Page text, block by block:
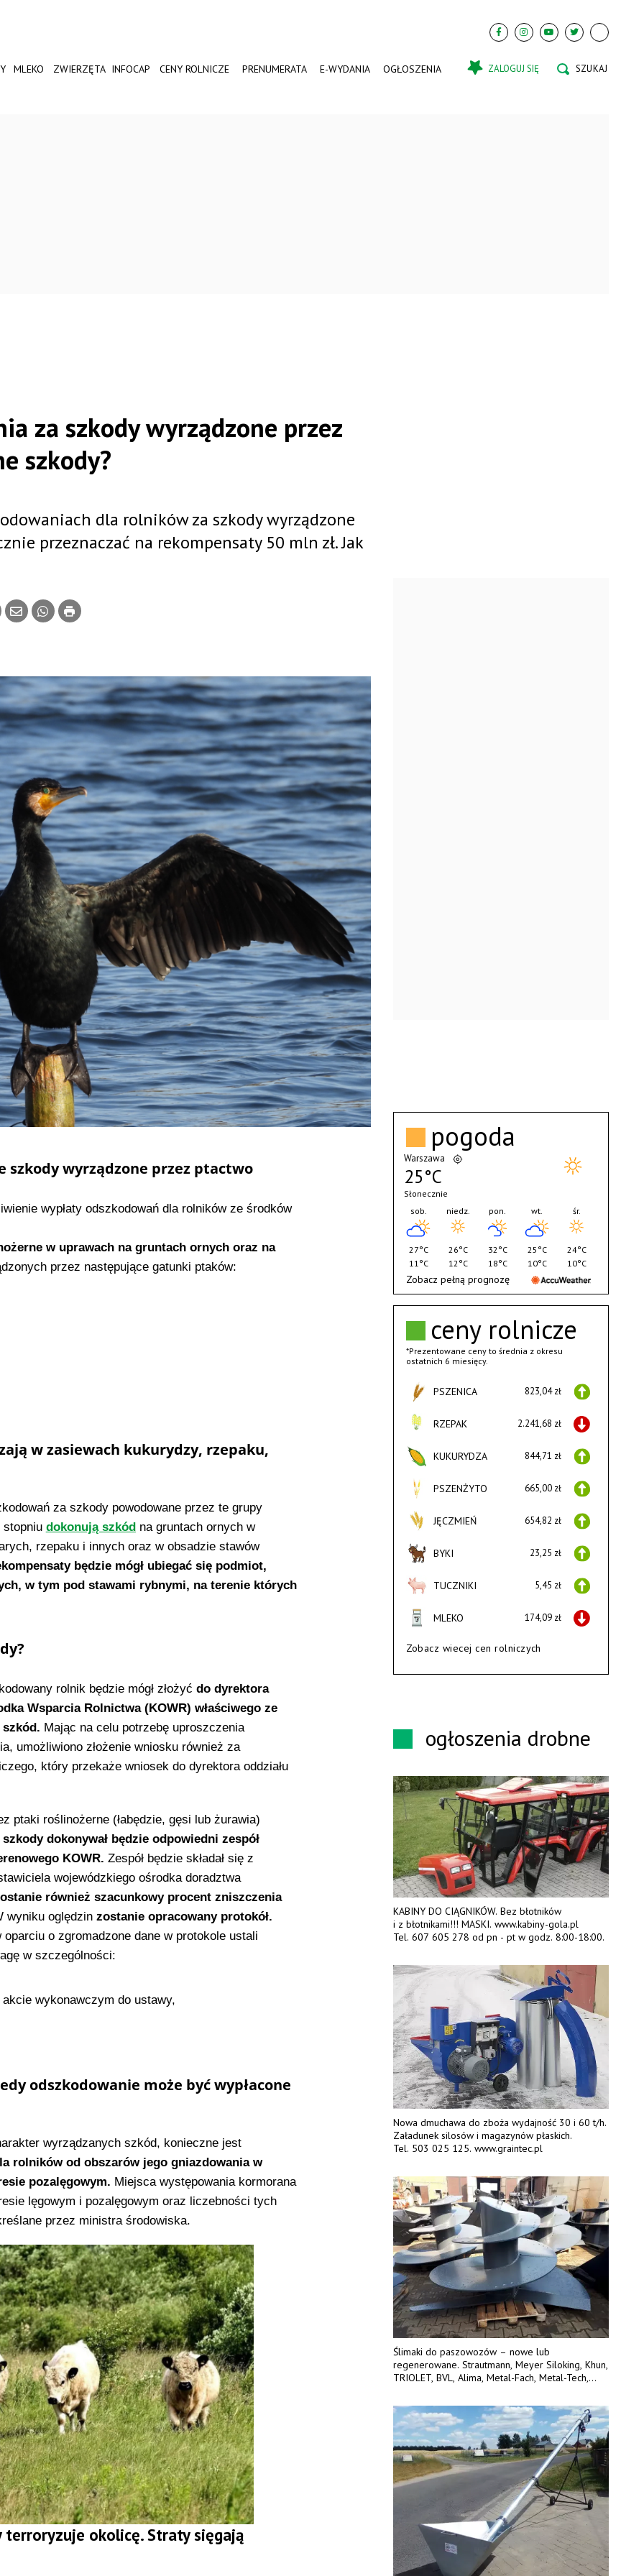
MLEKO ZWIERZĘTA INFOCAP CENY ROLNICZE PRENUMERATA E-WYDANIA OGŁOSZENIA ZALOGUJ SIĘ
za szkody wyrządzone przez
szkody?
dla rolników za szkody wyrządzone
przeznaczać na rekompensaty 50 mln zł. Jak
szkody wyrządzone przez ptactwo
wypłaty odszkodowań dla rolników ze środków
w uprawach na gruntach ornych oraz na
przez następujące gatunki ptaków:
w zasiewach kukurydzy, rzepaku,
za szkody powodowane przez te grupy
stopniu dokonują szkódna gruntach ornych w
rzepaku i innych oraz w obsadzie stawów
będzie mógł ubiegać się podmiot,
w tym pod stawami rybnymi, na terenie których
rolnik będzie mógł złożyć do dyrektora
Wsparcia Rolnictwa (KOWR) właściwego ze
Mając na celu potrzebę uproszczenia
umożliwiono złożenie wniosku również za
który przekaże wniosek do dyrektora oddziału
ptaki roślinożerne (łabędzie, gęsi lub żurawia)
dokonywał będzie odpowiedni zespół
KOWR. Zespół będzie składał się z
wojewódzkiego ośrodka doradztwa
również szacunkowy procent zniszczenia
wyniku oględzin zostanie opracowany protokół.
o zgromadzone dane w protokole ustali
w szczególności:
wykonawczym do ustawy,
odszkodowanie może być wypłacone
wyrządzanych szkód, konieczne jest
rolników od obszarów jego gniazdowania w
pozalęgowym. Miejsca występowania kormorana
lęgowym i pozalęgowym oraz liczebności tych
przez ministra środowiska.
okolicę. Straty sięgają
ceny rolnicze
*Prezentowane ceny to średnia z okresu
ostatnich 6 miesięcy.
PSZENICA 823,04 zł
RZEPAK 2.241,68 zł
KUKURYDZA 844,71 zł
PSZENŻYTO 665,00 zł
JĘCZMIEŃ 654,82 zł
BYKI 23,25 zł
TUCZNIKI 5,45 zł
MLEKO 174,09 zł
Zobacz wiecej cen rolniczych
pogoda
Warszawa
25°C
Słonecznie
sob.
27°C
11°C
niedz.
26°C
12°C
pon.
32°C
18°C
wt.
25°C
10°C
śr.
24°C
10°C
Zobacz pełną prognozę
ogłoszenia drobne
KABINY DO CIĄGNIKÓW. Bez błotników
i z błotnikami!!! MASKI. www.kabiny-gola.pl
Tel. 607 605 278 od pn - pt w godz. 8:00-18:00.
Nowa dmuchawa do zboża wydajność 30 i 60 t/h.
Załadunek silosów i magazynów płaskich.
Tel. 503 025 125. www.graintec.pl
Ślimaki do paszowozów – nowe lub
regenerowane. Strautmann, Meyer Siloking, Khun,
TRIOLET, BVL, Alima, Metal-Fach, Metal-Tech,
wykonane z blachy o podwyższonej
wytrzymałości na ścieranie – 15 lub 18 mm.
Możliwa wymiana i dowóz na miejsce – cała
Polska. Tel. 609 144 596.